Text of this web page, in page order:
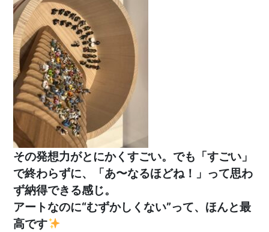
その発想力がとにかくすごい。 でも「すごい」
で終わらずに、「あ〜なるほどね！」って思わ
ず納得できる感じ。
アートなのに“むずかしくない”って、ほんと最
高です